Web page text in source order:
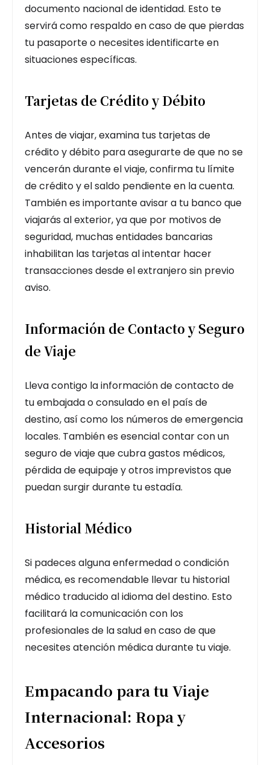
documento nacional de identidad. Esto te
servirá como respaldo en caso de que pierdas
tu pasaporte o necesites identificarte en
situaciones específicas.
Tarjetas de Crédito y Débito
Antes de viajar, examina tus tarjetas de
crédito y débito para asegurarte de que no se
vencerán durante el viaje, confirma tu límite
de crédito y el saldo pendiente en la cuenta.
También es importante avisar a tu banco que
viajarás al exterior, ya que por motivos de
seguridad, muchas entidades bancarias
inhabilitan las tarjetas al intentar hacer
transacciones desde el extranjero sin previo
aviso.
Información de Contacto y Seguro
de Viaje
Lleva contigo la información de contacto de
tu embajada o consulado en el país de
destino, así como los números de emergencia
locales. También es esencial contar con un
seguro de viaje que cubra gastos médicos,
pérdida de equipaje y otros imprevistos que
puedan surgir durante tu estadía.
Historial Médico
Si padeces alguna enfermedad o condición
médica, es recomendable llevar tu historial
médico traducido al idioma del destino. Esto
facilitará la comunicación con los
profesionales de la salud en caso de que
necesites atención médica durante tu viaje.
Empacando para tu Viaje
Internacional: Ropa y
Accesorios